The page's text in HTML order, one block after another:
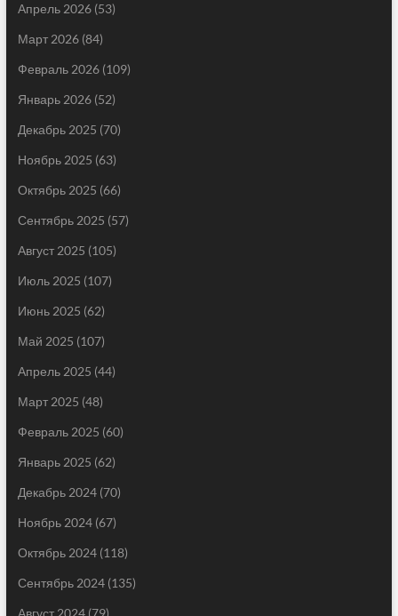
Апрель 2026(53)
Март 2026(84)
Февраль 2026(109)
Январь 2026(52)
Декабрь 2025 (70)
Ноябрь 2025 (63)
Октябрь 2025 (66)
Сентябрь 2025 (57)
Август 2025 (105)
Июль 2025 (107)
Июнь 2025 (62)
Май 2025 (107)
Апрель 2025 (44)
Март 2025 (48)
Февраль 2025 (60)
Январь 2025 (62)
Декабрь 2024(70)
Ноябрь 2024(67)
Октябрь 2024(118)
Сентябрь 2024(135)